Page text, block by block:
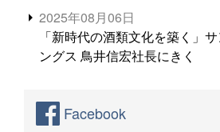
2025年08月06日
「新時代の酒類文化を築く」
ングス 鳥井信宏社長にきく
Facebook